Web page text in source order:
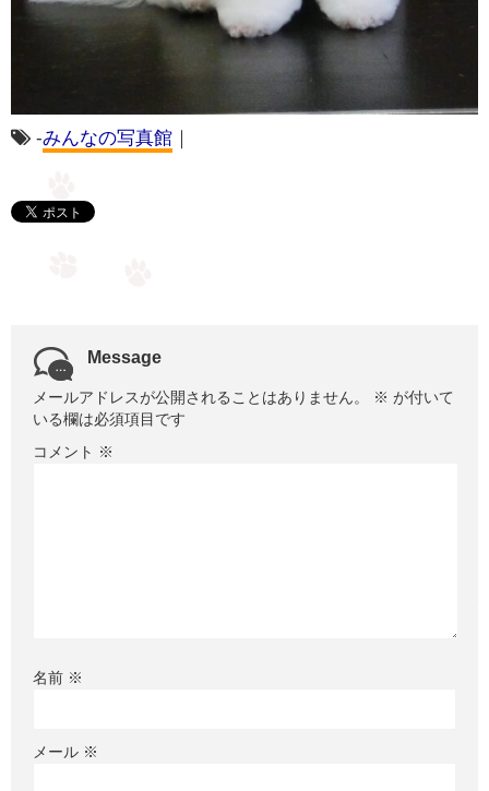
-みんなの写真館
Message
メールアドレスが公開されることはありません。 ※ が付いて
いる欄は必須項目です
コメント ※
名前 ※
メール ※